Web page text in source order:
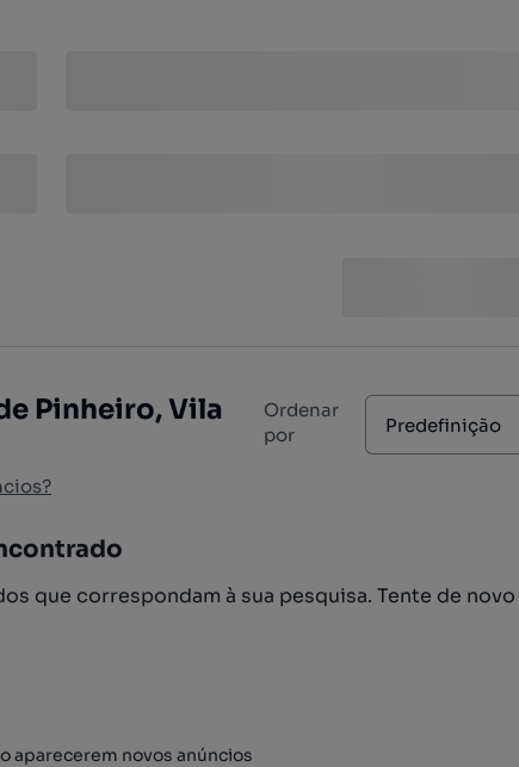
Pinheiro, Vila
Ordenar
por
Predefinição
que correspondam à sua pesquisa. Tente de
aparecerem novos anúncios